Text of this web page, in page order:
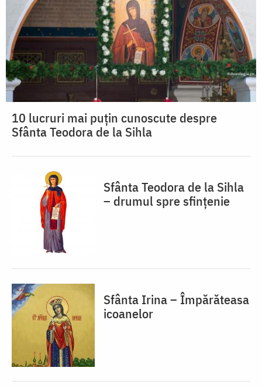
10 lucruri mai puțin cunoscute despre
Sfânta Teodora de la Sihla
Sfânta Teodora de la Sihla
– drumul spre sfințenie
Sfânta Irina – Împărăteasa
icoanelor